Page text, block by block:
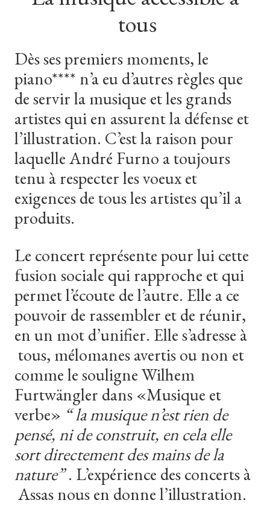
tous
Dèssespremiersmoments,le
piano**** n’aeud’autresrèglesque
deservirlamusique etlesgrands
artistesquien assurentladéfense et
l’illustration. C’estlaraisonpour
laquelleAndré Furno atoujours
tenuàrespecterlesvoeuxet
exigencesdetouslesartistesqu’il a
produits.
Le concert représente pour lui cette
fusion sociale qui rapproche et qui
permet l’écoute de l’autre. Elle a ce
pouvoir de rassembler et de réunir,
en un mot d’unifier. Elle s’adresse à
tous, mélomanes avertis ou non et
comme le souligne Wilhem
Furtwängler dans «Musique et
verbe» “ la musique n’est rien de
pensé, ni de construit, en cela elle
sort directement des mains de la
nature”. L’expérience des concerts à
Assas nous en donne l’illustration.